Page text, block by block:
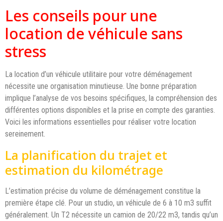
Les conseils pour une
location de véhicule sans
stress
La location d’un véhicule utilitaire pour votre déménagement
nécessite une organisation minutieuse. Une bonne préparation
implique l’analyse de vos besoins spécifiques, la compréhension des
différentes options disponibles et la prise en compte des garanties.
Voici les informations essentielles pour réaliser votre location
sereinement.
La planification du trajet et
estimation du kilométrage
L’estimation précise du volume de déménagement constitue la
première étape clé. Pour un studio, un véhicule de 6 à 10 m3 suffit
généralement. Un T2 nécessite un camion de 20/22 m3, tandis qu’un